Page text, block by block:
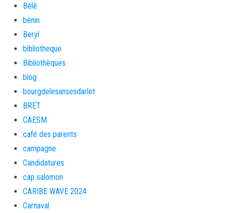
Bèlè
bénin
Beryl
bibliotheque
Bibliothèques
blog
bourgdelesansesdarlet
BRET
CAESM
café des parents
campagne
Candidatures
cap salomon
CARIBE WAVE 2024
Carnaval